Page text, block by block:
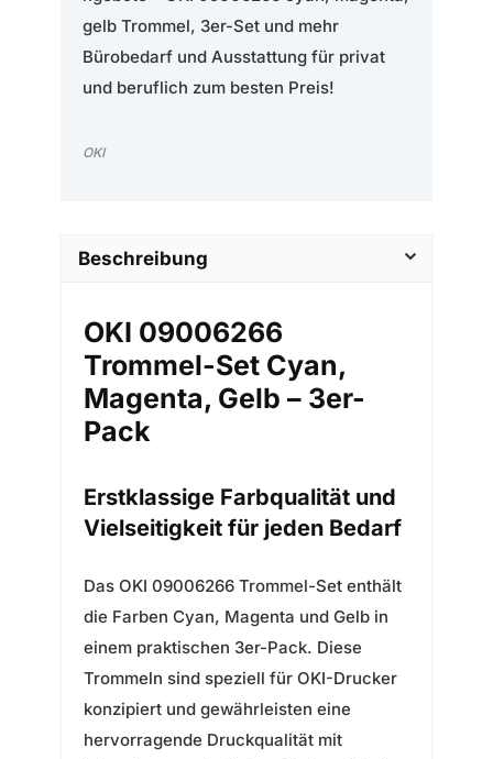
gelb Trommel, 3er-Set und mehr
Bürobedarf und Ausstattung für privat
und beruflich zum besten Preis!
OKI
Beschreibung
OKI 09006266
Trommel-Set Cyan,
Magenta, Gelb – 3er-
Pack
Erstklassige Farbqualität und
Vielseitigkeit für jeden Bedarf
Das OKI 09006266 Trommel-Set enthält
die Farben Cyan, Magenta und Gelb in
einem praktischen 3er-Pack. Diese
Trommeln sind speziell für OKI-Drucker
konzipiert und gewährleisten eine
hervorragende Druckqualität mit